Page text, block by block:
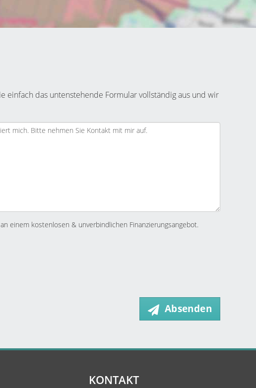
einfach das untenstehende Formular vollständig aus und wir
einem kostenlosen & unverbindlichen Finanzierungsangebot.
Absenden
KONTAKT